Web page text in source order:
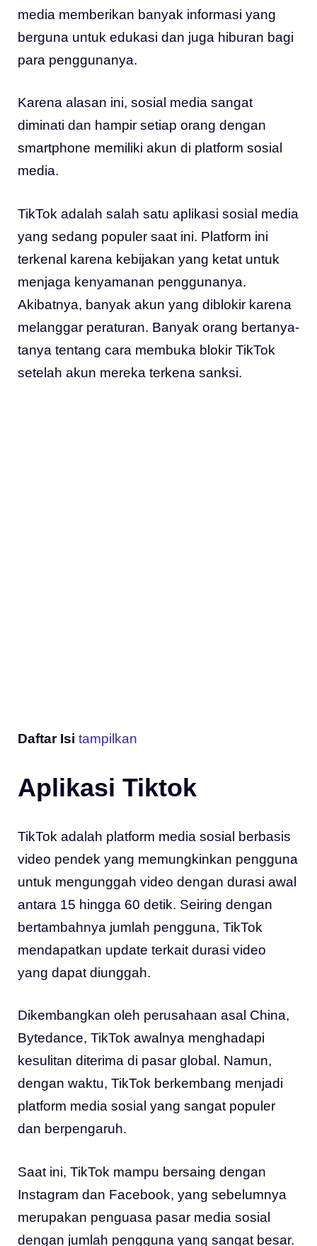
media memberikan banyak informasi yang
berguna untuk edukasi dan juga hiburan bagi
para penggunanya.
Karena alasan ini, sosial media sangat
diminati dan hampir setiap orang dengan
smartphone memiliki akun di platform sosial
media.
TikTok adalah salah satu aplikasi sosial media
yang sedang populer saat ini. Platform ini
terkenal karena kebijakan yang ketat untuk
menjaga kenyamanan penggunanya.
Akibatnya, banyak akun yang diblokir karena
melanggar peraturan. Banyak orang bertanya-
tanya tentang cara membuka blokir TikTok
setelah akun mereka terkena sanksi.
Daftar Isi tampilkan
Aplikasi Tiktok
TikTok adalah platform media sosial berbasis
video pendek yang memungkinkan pengguna
untuk mengunggah video dengan durasi awal
antara 15 hingga 60 detik. Seiring dengan
bertambahnya jumlah pengguna, TikTok
mendapatkan update terkait durasi video
yang dapat diunggah.
Dikembangkan oleh perusahaan asal China,
Bytedance, TikTok awalnya menghadapi
kesulitan diterima di pasar global. Namun,
dengan waktu, TikTok berkembang menjadi
platform media sosial yang sangat populer
dan berpengaruh.
Saat ini, TikTok mampu bersaing dengan
Instagram dan Facebook, yang sebelumnya
merupakan penguasa pasar media sosial
dengan jumlah pengguna yang sangat besar.